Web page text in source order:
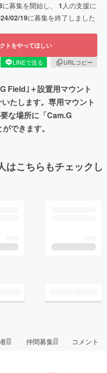
に募集を開始し、 1 人の支援に
02/19に募集を終了しました
トをやってほしい
LINEで送る
URLコピー
Field｣＋設置用マウント
たします。専用マウント
な場所に「Cam.G
できます。
はこちらもチェックし
1 仲間募集 1 コメント